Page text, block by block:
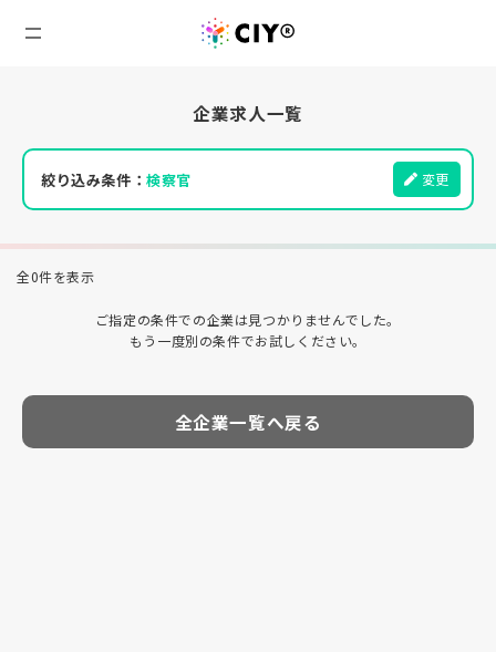
企業求人一覧
絞り込み条件：検察官 変更
全0件を表示
ご指定の条件での企業は見つかりませんでした。
もう一度別の条件でお試しください。
全企業一覧へ戻る